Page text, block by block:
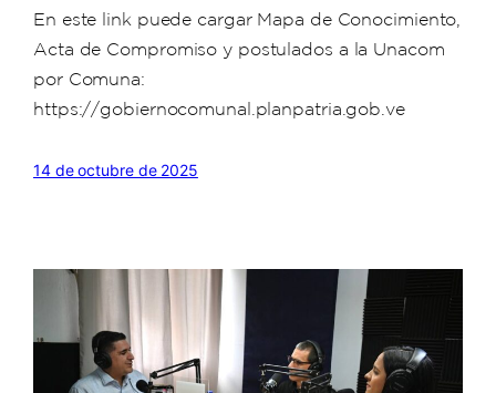
En este link puede cargar Mapa de Conocimiento,
Acta de Compromiso y postulados a la Unacom
por Comuna:
https://gobiernocomunal.planpatria.gob.ve
14 de octubre de 2025